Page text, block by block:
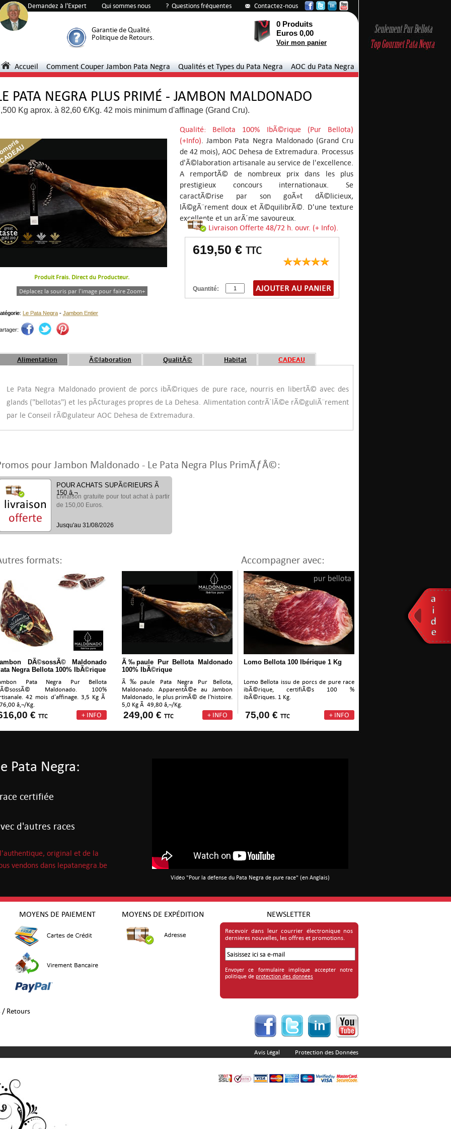
PATA NEGRA PLUS PRIMÉ - JAMBON MALDONADO
Qualité: Bellota 100% IbÃ©rique (Pur Bellota)
(+Info) . Jambon Pata Negra Maldonado (Grand Cru
de 42 mois), AOC Dehesa de Extremadura. Processus
d'Ã©laboration artisanale au service de l'excellence.
A remportÃ© de nombreux prix dans les plus
prestigieux concours internationaux. Se
caractÃ©rise par son goÃ»t dÃ©licieux,
lÃ©gÃ¨rement doux et Ã©quilibrÃ©. D'une texture
excellente et un arÃ´me savoureux.
Le Pata Negra - Jambon Entier
Le Pata Negra - Jambon Entier
Alimentation Ã©laboration QualitÃ© Habitat CADEAU
Le Pata Negra Maldonado provient de porcs ibÃ©riques de pure race, nourris en libertÃ© avec des
glands ("bellotas") et les pÃ¢turages propres de La Dehesa. Alimentation contrÃ´lÃ©e rÃ©guliÃ¨rement
par le Conseil rÃ©gulateur AOC Dehesa de Extremadura.
pour Jambon Maldonado - Le Pata Negra Plus PrimÃƒÂ©:
POUR ACHATS SUPÃ©RIEURS Ã
150 â‚¬
Livraison gratuite pour tout achat à partir
de 150,00 Euros.
Jusqu'au 31/08/2026
formats: Accompagner avec:
DÃ©sossÃ© Maldonado
Negra Bellota 100% IbÃ©rique
Pata Negra Pur Bellota
Maldonado. 100%
42 mois d'affinage. 3,5 Kg Ã
â‚¬/Kg.
€ TTC
Ã‰paule Pur Bellota Maldonado
100% IbÃ©rique
Ã‰paule Pata Negra Pur Bellota,
Maldonado. ApparentÃ©e au Jambon
Maldonado, le plus primÃ© de l'histoire.
5,0 Kg Ã 49,80 â‚¬/Kg.
249,00 € TTC
Lomo Bellota 100 Ibérique 1 Kg
Lomo Bellota issu de porcs de pure race
ibÃ©rique, certifiÃ©s 100 %
ibÃ©riques. 1 Kg.
75,00 € TTC
Kg aprox. à 82,60 €/Kg. 42 mois minimum d'affinage (Grand Cru).
Déplacez la souris par l'image pour faire Zoom+
619,50 € TTC
Quantité:
Livraison Offerte 48/72 h. ouvr. (+ Info).
Pata Negra:
certifiée
d'autres races
original et de la
vendons dans lepatanegra.be
Vidéo "Pour la défense du Pata Negra de pure race" (en Anglais)
Demandez à l'Expert Qui sommes nous ? Questions fréquentes Contactez-nous
0 Produits
Euros 0,00
Voir mon panier
Accueil Comment Couper Jambon Pata Negra Qualités et Types du Pata Negra AOC du Pata Negra
Garantie de Qualité.
Politique de Retours.
Produit Frais. Direct du Producteur.
MOYENS DE PAIEMENT MOYENS DE EXPÉDITION NEWSLETTER
Recevoir dans leur courrier électronique nos
dernières nouvelles, les offres et promotions.
Envoyer ce formulaire implique accepter notre
politique de protection des données
/ Retours
Avis Légal Protection des Données
90%301